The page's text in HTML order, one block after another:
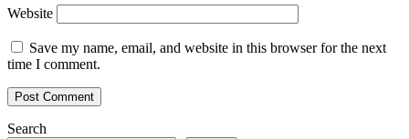
Website
Save my name, email, and website in this browser for the next
time I comment.
Search